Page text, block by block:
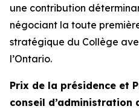
une contribution
négociant la toute
stratégique du Collège
l’Ontario.
Prix de la présidence et
conseil d’administration